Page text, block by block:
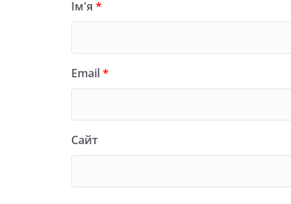
Ім'я *
Email*
Сайт